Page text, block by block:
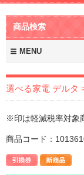
2026/07/15【2026
ング 更新しました！
商品検索
MENU
選べる家電 デルタ
※印は軽減税率対象
商品コード：